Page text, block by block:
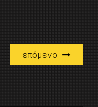
επόμενο